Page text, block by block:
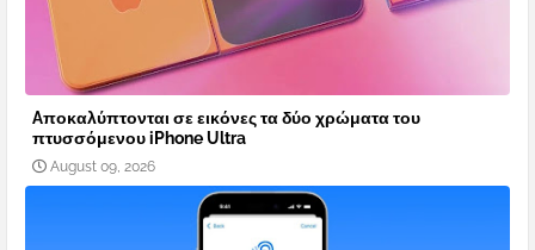
Aποκαλύπτονται σε εικόνες τα δύο χρώματα του
πτυσσόμενου iPhone Ultra
August 09, 2026